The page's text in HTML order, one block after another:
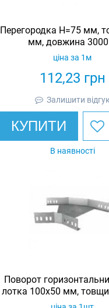
Перегородка Н=75 мм,
мм, довжина
гарячеоцинкована,
112,23 грн
ціна за 1м
Залишити відгук
КУПИТИ
В наявності
Поворот
лотка 100х50 мм,
гарячеоцинкований,